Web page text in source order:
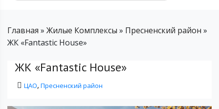
Главная » Жилые Комплексы » Пресненский район »
ЖК «Fantastic House»
ЖК «Fantastic House»
ЦАО, Пресненский район